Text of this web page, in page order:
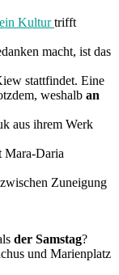
Kulturtrifft
macht, ist das
stattfindet. Eine
weshalb an
aus ihrem Werk
Mara-Daria
Zuneigung
der Samstag?
und Marienplatz